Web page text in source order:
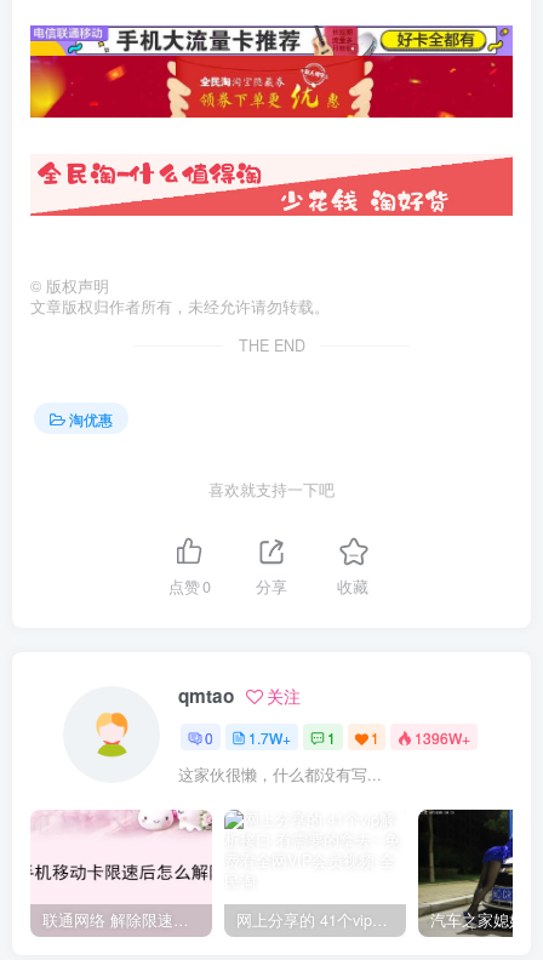
© 版权声明
文章版权归作者所有，未经允许请勿转载。
THE END
淘优惠
喜欢就支持一下吧
点赞0 分享 收藏
qmtao 关注
0 1.7W+ 1 1 1396W+
这家伙很懒，什么都没有写...
联通网络 解除限速方法参考！畅享、畅玩、老白干等及其它地区自测了 网上分享的 41个vip解析接口 有需要的拿去~ 免费看全网VIP会员视频